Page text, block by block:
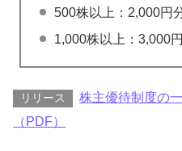
500株以上：2,000円
1,000株以上：3,000
リリース
株主優待制度の
（PDF）